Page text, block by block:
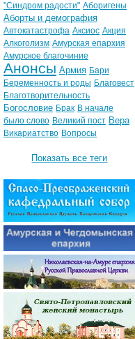
"Синдром радости" Аборигены
Аборты и демография
Автокатастрофа Аксиос Акция
Алкоголизм Амурская епархия
Амурское благочиние
Анонсы Армия Бари
Беременность и роды Благовест
Благотворительность
Богословие Брак В начале
было слово Великий пост Вера
Викариатство Вопросы
Показать все теги